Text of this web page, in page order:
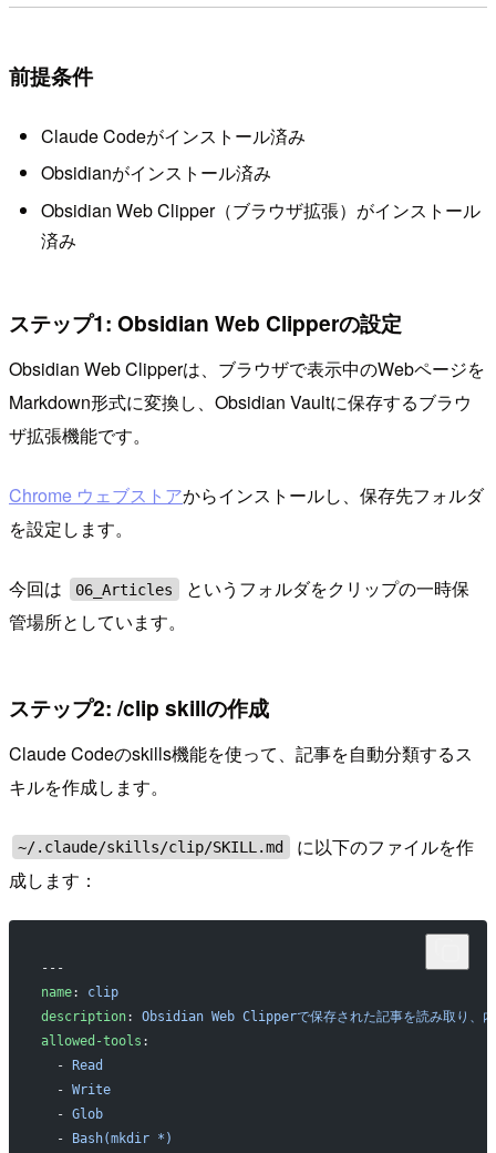
前提条件
Claude Codeがインストール済み
Obsidianがインストール済み
Obsidian Web Clipper（ブラウザ拡張）がインストール
済み
ステップ1: Obsidian Web Clipperの設定
Obsidian Web Clipperは、ブラウザで表示中のWebページを
Markdown形式に変換し、Obsidian Vaultに保存するブラウ
ザ拡張機能です。
Chrome ウェブストアからインストールし、保存先フォルダ
を設定します。
今回は 06_Articles
というフォルダをクリップの一時保
管場所としています。
ステップ2: /clip skillの作成
Claude Codeのskills機能を使って、記事を自動分類するス
キルを作成します。
~/.claude/skills/clip/SKILL.md
に以下のファイルを作
成します：
---
name: clip
description: Obsidian Web Clipperで保存された記事を読み取り、
allowed-tools :
  -
Read
  -
Write
  -
Glob
  -
Bash(mkdir *)